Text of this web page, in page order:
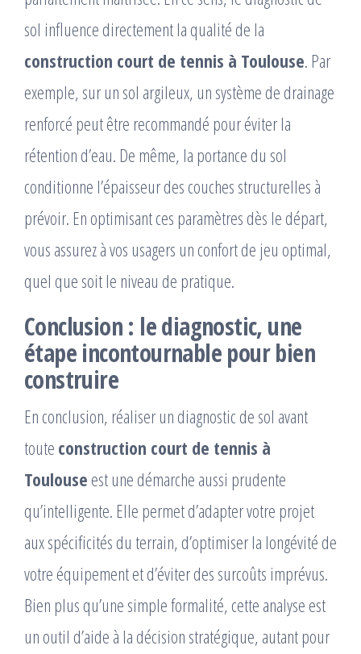
sol influence directement la qualité de la
construction court de tennis à Toulouse. Par
exemple, sur un sol argileux, un système de drainage
renforcé peut être recommandé pour éviter la
rétention d’eau. De même, la portance du sol
conditionne l’épaisseur des couches structurelles à
prévoir. En optimisant ces paramètres dès le départ,
vous assurez à vos usagers un confort de jeu optimal,
quel que soit le niveau de pratique.
Conclusion : le diagnostic, une
étape incontournable pour bien
construire
En conclusion, réaliser un diagnostic de sol avant
toute construction court de tennis à
Toulouse est une démarche aussi prudente
qu’intelligente. Elle permet d’adapter votre projet
aux spécificités du terrain, d’optimiser la longévité de
votre équipement et d’éviter des surcoûts imprévus.
Bien plus qu’une simple formalité, cette analyse est
un outil d’aide à la décision stratégique, autant pour